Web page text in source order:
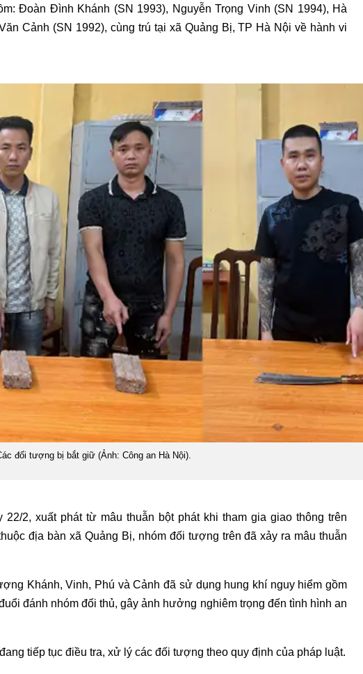
Đoàn Đình Khánh (SN 1993), Nguyễn Trọng Vinh (SN 1994), Hà
Cảnh (SN 1992), cùng trú tại xã Quảng Bị, TP Hà Nội về hành vi
đối tượng bị bắt giữ (Ảnh: Công an Hà Nội).
22/2, xuất phát từ mâu thuẫn bột phát khi tham gia giao thông trên
địa bàn xã Quảng Bị, nhóm đối tượng trên đã xảy ra mâu thuẫn
Khánh, Vinh, Phú và Cảnh đã sử dụng hung khí nguy hiểm gồm
đánh nhóm đối thủ, gây ảnh hưởng nghiêm trọng đến tình hình an
tiếp tục điều tra, xử lý các đối tượng theo quy định của pháp luật.